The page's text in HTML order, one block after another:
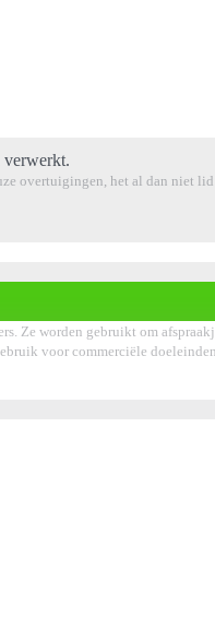
verwerkt.
overtuigingen, het al dan niet
worden gebruikt om
voor commerciële